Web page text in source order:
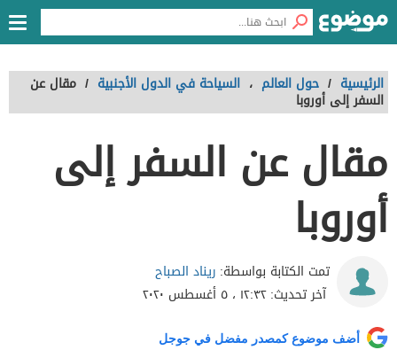
الرئيسية / حول العالم ، السياحة في الدول الأجنبية / مقال عن
السفر إلى أوروبا
مقال عن السفر إلى
أوروبا
تمت الكتابة بواسطة: ريناد الصباح
آخر تحديث:١٢:٣٢ ، ٥ أغسطس ٢٠٢٠
أضف موضوع كمصدر مفضل في جوجل